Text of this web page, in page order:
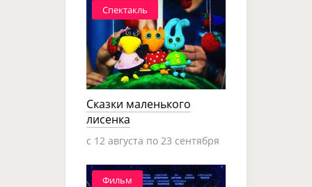
Спектакль
Сказки маленького
лисенка
c 12 августа по 23 сентября
Фильм